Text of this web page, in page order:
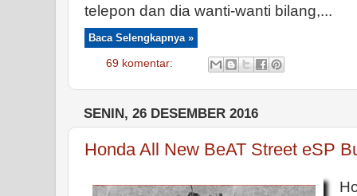
telepon dan dia wanti-wanti bilang,...
Baca Selengkapnya »
69 komentar:
SENIN, 26 DESEMBER 2016
Honda All New BeAT Street eSP